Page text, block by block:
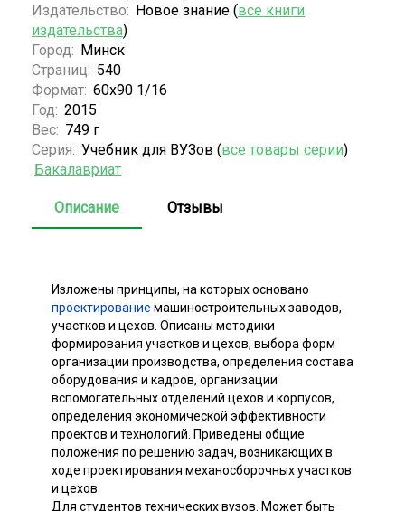
Издательство: Новое знание (все книги
издательства)
Город: Минск
Страниц: 540
Формат: 60х90 1/16
Год: 2015
Вес: 749 г
Серия: Учебник для ВУЗов (все товары серии)
Бакалавриат
Описание Отзывы
Изложены принципы, на которых основано
проектирование машиностроительных заводов,
участков и цехов. Описаны методики
формирования участков и цехов, выбора форм
организации производства, определения состава
оборудования и кадров, организации
вспомогательных отделений цехов и корпусов,
определения экономической эффективности
проектов и технологий. Приведены общие
положения по решению задач, возникающих в
ходе проектирования механосборочных участков
и цехов.
Для студентов технических вузов. Может быть